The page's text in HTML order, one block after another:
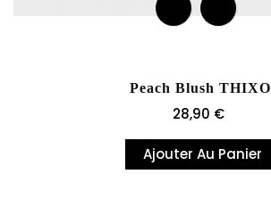
Peach Blush THIXO
Prix
28,90 €
Ajouter Au Panier